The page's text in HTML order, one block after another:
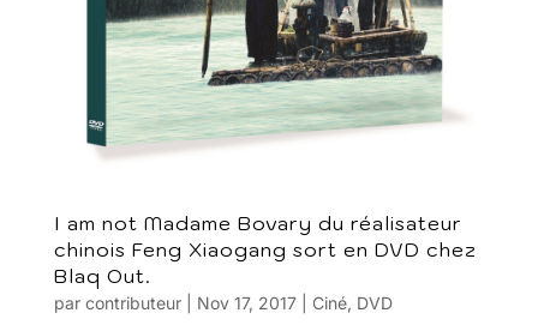
I am not Madame Bovary du réalisateur
chinois Feng Xiaogang sort en DVD chez
Blaq Out.
par contributeur| Nov 17, 2017| Ciné, DVD